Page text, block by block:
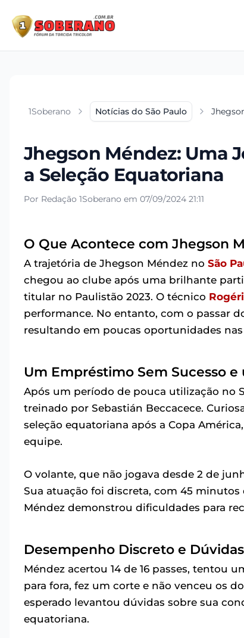
1Soberano Notícias do São Paulo
Jhegson Méndez: Uma
a Seleção Equatoriana
Por Redação 1Soberano em 07/09/2024 21:11
O Que Acontece com Jhegson
A trajetória de Jhegson Méndez no São
chegou ao clube após uma brilhante
titular no Paulistão 2023. O técnico
performance. No entanto, com o passar
resultando em poucas oportunidades
Um Empréstimo Sem Sucesso
Após um período de pouca utilização no
treinado por Sebastián Beccacece.
seleção equatoriana após a Copa
equipe.
O volante, que não jogava desde 2 de
Sua atuação foi discreta, com 45
Méndez demonstrou dificuldades para
Desempenho Discreto e
Méndez acertou 14 de 16 passes, tentou
para fora, fez um corte e não venceu os
esperado levantou dúvidas sobre sua
equatoriana.